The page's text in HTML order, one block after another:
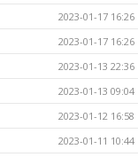
2023-01-17 16:26
2023-01-17 16:26
2023-01-13 22:36
2023-01-13 09:04
2023-01-12 16:58
2023-01-11 10:44